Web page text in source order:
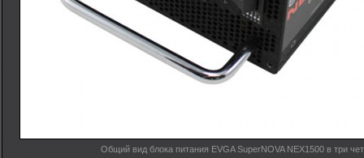
Общий вид блока питания EVGA SuperNOVA NEX1500 в три